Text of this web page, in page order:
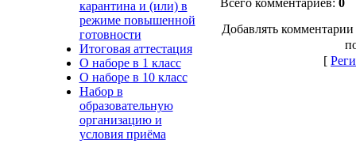
карантина и (или) в
режиме повышенной
готовности
Итоговая аттестация
О наборе в 1 класс
О наборе в 10 класс
Набор в
образовательную
организацию и
условия приёма
Добавлять
[